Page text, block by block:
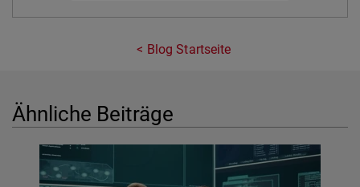
Blog Startseite
Ähnliche Beiträge